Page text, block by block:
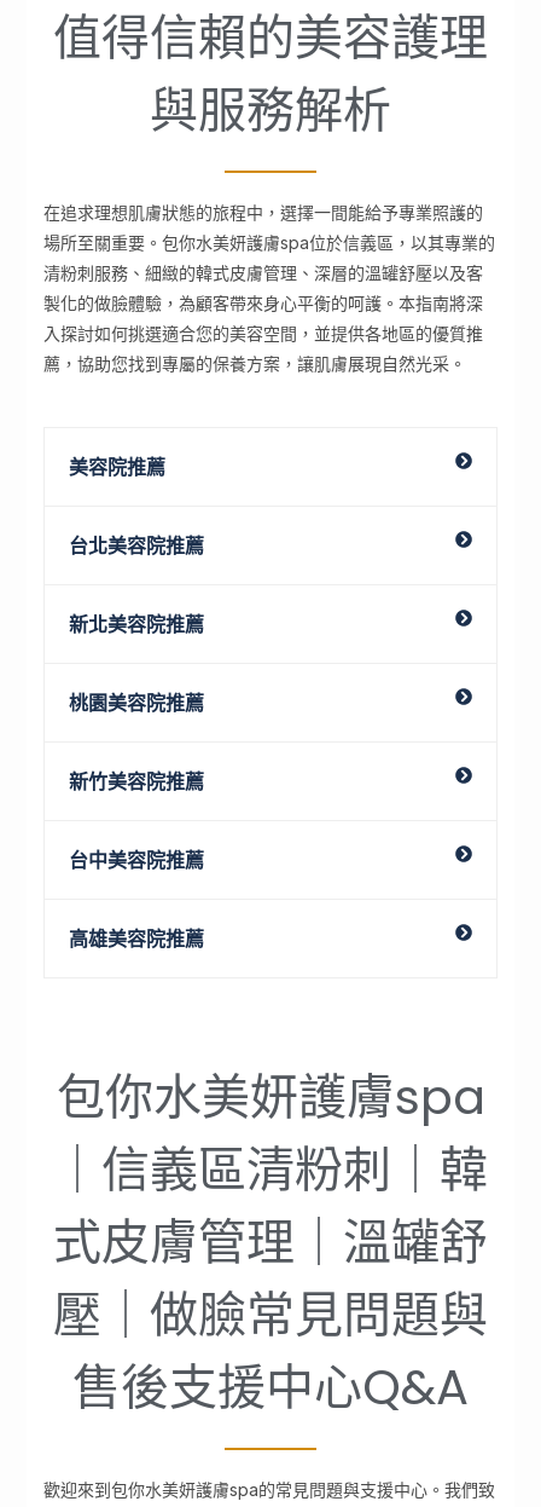
值得信賴的美容護理
與服務解析
在追求理想肌膚狀態的旅程中，選擇一間能給予專業照護的
場所至關重要。包你水美妍護膚spa位於信義區，以其專業的
清粉刺服務、細緻的韓式皮膚管理、深層的溫罐舒壓以及客
製化的做臉體驗，為顧客帶來身心平衡的呵護。本指南將深
入探討如何挑選適合您的美容空間，並提供各地區的優質推
薦，協助您找到專屬的保養方案，讓肌膚展現自然光采。
美容院推薦
台北美容院推薦
新北美容院推薦
桃園美容院推薦
新竹美容院推薦
台中美容院推薦
高雄美容院推薦
包你水美妍護膚spa
｜信義區清粉刺｜韓
式皮膚管理｜溫罐舒
壓｜做臉常見問題與
售後支援中心Q&A
歡迎來到包你水美妍護膚spa的常見問題與支援中心。我們致